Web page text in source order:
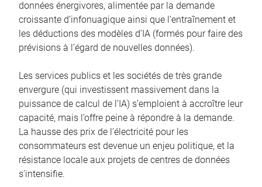
données énergivores, alimentée par la demande
croissante d’infonuagique ainsi que l’entraînement et
les déductions des modèles d’IA (formés pour faire des
prévisions à l’égard de nouvelles données).
Les services publics et les sociétés de très grande
envergure (qui investissent massivement dans la
puissance de calcul de l’IA) s’emploient à accroître leur
capacité, mais l’offre peine à répondre à la demande.
La hausse des prix de l’électricité pour les
consommateurs est devenue un enjeu politique, et la
résistance locale aux projets de centres de données
s’intensifie.